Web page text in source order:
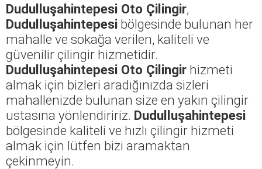
Dudulluşahintepesi Oto Çilingir,
Dudulluşahintepesi bölgesinde bulunan her
mahalle ve sokağa verilen, kaliteli ve
güvenilir çilingir hizmetidir.
Dudulluşahintepesi Oto Çilingir hizmeti
almak için bizleri aradığınızda sizleri
mahallenizde bulunan size en yakın çilingir
ustasına yönlendiririz. Dudulluşahintepesi
bölgesinde kaliteli ve hızlı çilingir hizmeti
almak için lütfen bizi aramaktan
çekinmeyin.